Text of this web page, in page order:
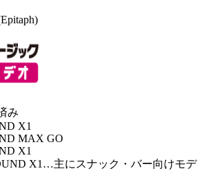
み
X1
MAX GO
X1
X1 …主にスナック・バー向けモデ